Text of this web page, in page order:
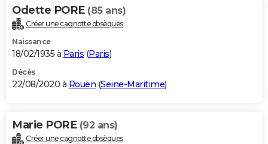
Odette PORE (85 ans)
Créer une cagnotte obsèques
Naissance
18/02/1935 à Paris (Paris)
Décès
22/08/2020 à Rouen (Seine-Maritime)
Marie PORE (92 ans)
Créer une cagnotte obsèques